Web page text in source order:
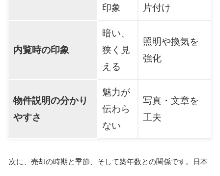
印象
片付け
内覧時の印象
暗い、
狭く見
える
照明や換気を
強化
物件説明の分かり
やすさ
魅力が
伝わら
ない
写真・文章を
工夫
次に、売却の時期と季節、そして築年数との関係です。日本